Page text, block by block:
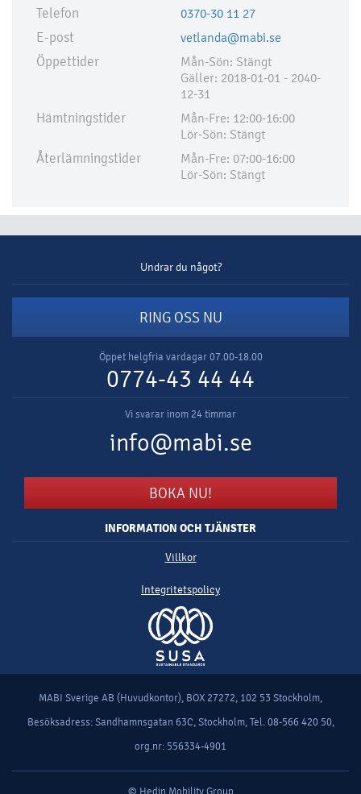
Telefon 0370-30 11 27
E-post vetlanda@mabi.se
Öppettider
Mån-Sön: Stängt
Gäller: 2018-01-01 - 2040-
12-31
Hämtningstider
Mån-Fre: 12:00-16:00
Lör-Sön: Stängt
Återlämningstider
Mån-Fre: 07:00-16:00
Lör-Sön: Stängt
Undrar du något?
RING OSS NU
Öppet helgfria vardagar 07.00-18.00
0774-43 44 44
Vi svarar inom 24 timmar
info@mabi.se
BOKA NU!
INFORMATION OCH TJÄNSTER
Villkor
Integritetspolicy
MABI Sverige AB (Huvudkontor), BOX 27272, 102 53 Stockholm,
Besöksadress: Sandhamnsgatan 63C, Stockholm, Tel. 08-566 420 50,
org.nr: 556334-4901
© Hedin Mobility Group